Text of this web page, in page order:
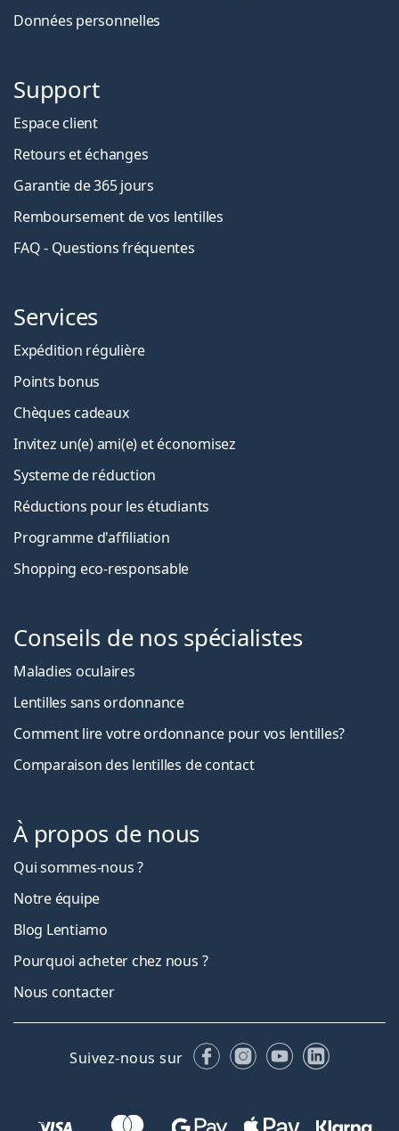
Données personnelles
Support
Espace client
Retours et échanges
Garantie de 365 jours
Remboursement de vos lentilles
FAQ - Questions fréquentes
Services
Expédition régulière
Points bonus
Chèques cadeaux
Invitez un(e) ami(e) et économisez
Systeme de réduction
Réductions pour les étudiants
Programme d'affiliation
Shopping eco-responsable
Conseils de nos spécialistes
Maladies oculaires
Lentilles sans ordonnance
Comment lire votre ordonnance pour vos lentilles?
Comparaison des lentilles de contact
À propos de nous
Qui sommes-nous ?
Notre équipe
Blog Lentiamo
Pourquoi acheter chez nous ?
Nous contacter
Suivez-nous sur FacebookInstagram
YouTubeLinkedIn